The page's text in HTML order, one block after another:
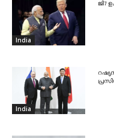
India
ജി7
India